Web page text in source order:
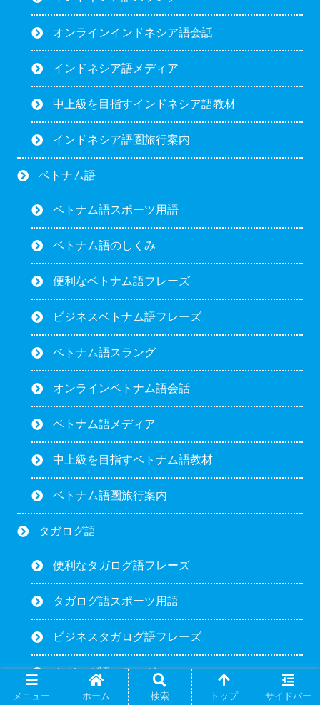
オンラインインドネシア語会話
インドネシア語メディア
中上級を目指すインドネシア語教材
インドネシア語圏旅行案内
ベトナム語
ベトナム語スポーツ用語
ベトナム語のしくみ
便利なベトナム語フレーズ
ビジネスベトナム語フレーズ
ベトナム語スラング
オンラインベトナム語会話
ベトナム語メディア
中上級を目指すベトナム語教材
ベトナム語圏旅行案内
タガログ語
便利なタガログ語フレーズ
タガログ語スポーツ用語
ビジネスタガログ語フレーズ
タガログ語スラング
メニュー ホーム 検索 トップ サイドバー